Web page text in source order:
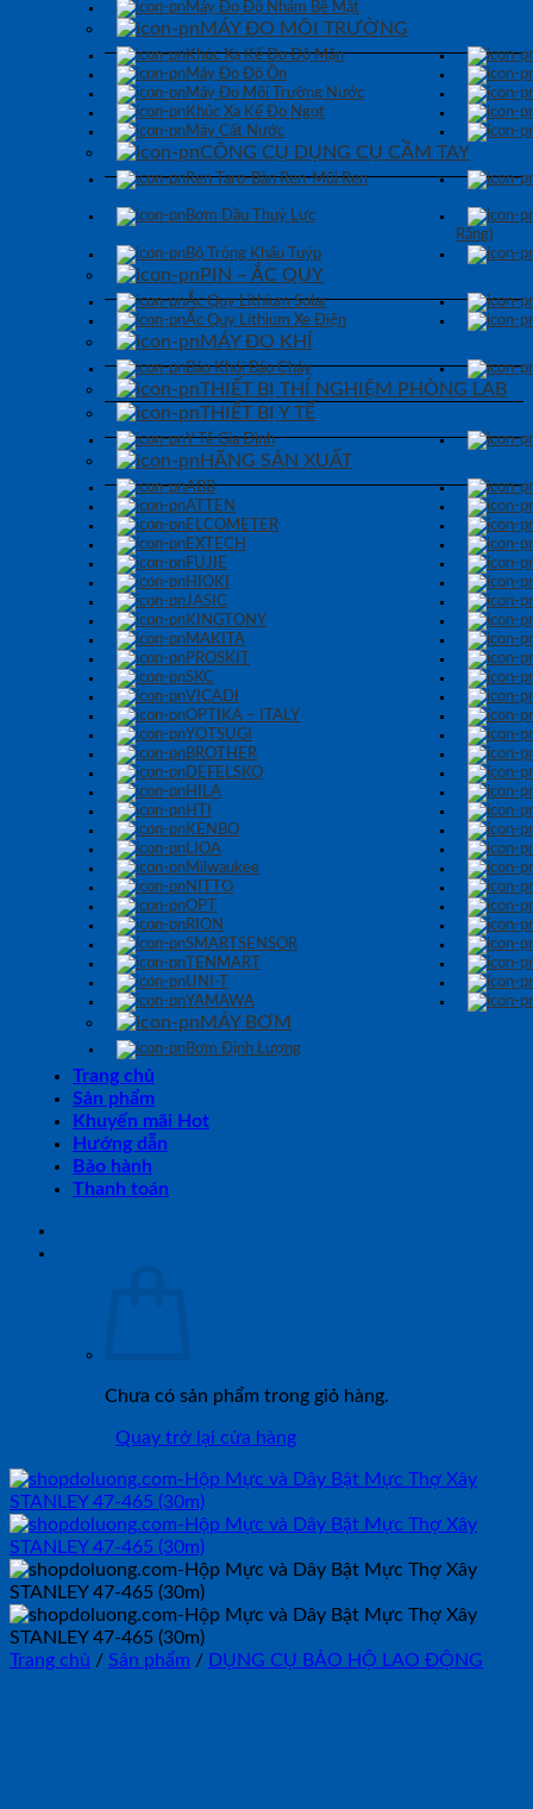
Máy Đo Độ Nhám Bề Mặt
MÁY ĐO MÔI TRƯỜNG
Khúc Xạ Kế Đo Độ Mặn
Máy Đo Độ Ồn
Máy Đo Môi Trường Nước
Khúc Xạ Kế Đo Ngọt
Máy Cất Nước
CÔNG CỤ DỤNG CỤ CẦM TAY
Ren Taro-Bàn Ren-Mũi Ren
Bơm Dầu Thuỷ Lực
Răng)
Bộ Tròng Khẩu Tuýp
PIN – ẮC QUY
Ắc Quy Lithium Solar
Ắc Quy Lithium Xe Điện
MÁY ĐO KHÍ
Báo Khói Báo Cháy
THIẾT BỊ THÍ NGHIỆM PHÒNG LAB
THIẾT BỊ Y TẾ
Y Tế Gia Đình
HÃNG SẢN XUẤT
ABB
ATTEN
ELCOMETER
EXTECH
FUJIE
HIOKI
JASIC
KINGTONY
MAKITA
PROSKIT
SKC
VICADI
OPTIKA – ITALY
YOTSUGI
BROTHER
DEFELSKO
HILA
HTI
KENBO
LIOA
Milwaukee
NITTO
OPT
RION
SMARTSENSOR
TENMART
UNI-T
YAMAWA
MÁY BƠM
Bơm Định Lượng
Trang chủ
Sản phẩm
Khuyến mãi Hot
Hướng dẫn
Bảo hành
Thanh toán
Chưa có sản phẩm trong giỏ hàng.
Quay trở lại cửa hàng
Trang chủ / Sản phẩm / DỤNG CỤ BẢO HỘ LAO ĐỘNG